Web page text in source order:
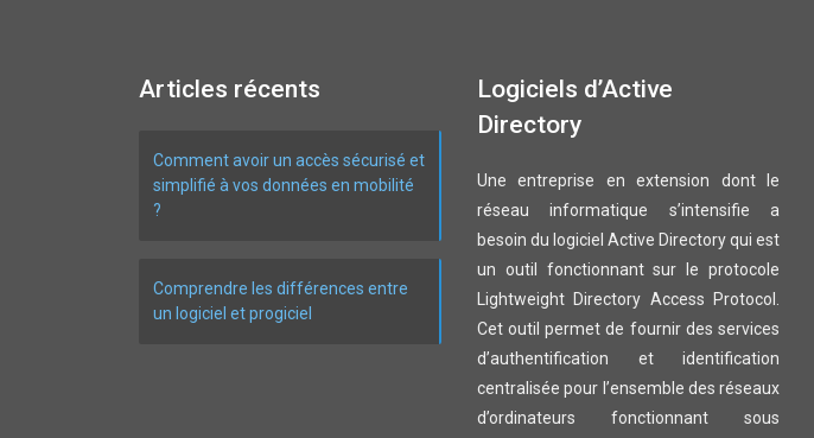
Articles récents
Comment avoir un accès sécurisé et
simplifié à vos données en mobilité
?
Comprendre les différences entre
un logiciel et progiciel
Logiciels d’Active
Directory
Une entreprise en extension dont le
réseau informatique s’intensifie a
besoin du logiciel Active Directory qui est
un outil fonctionnant sur le protocole
Lightweight Directory Access Protocol.
Cet outil permet de fournir des services
d’authentification et identification
centralisée pour l’ensemble des réseaux
d’ordinateurs fonctionnant sous